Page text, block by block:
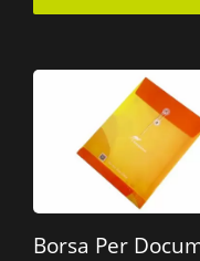
Borsa Per